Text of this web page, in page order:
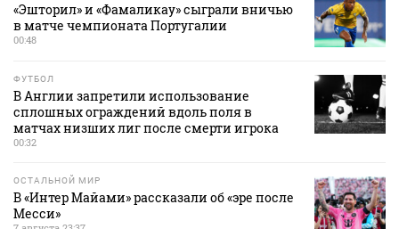
«Эшторил» и «Фамаликау» сыграли вничью
в матче чемпионата Португалии
00:48
ФУТБОЛ
В Англии запретили использование
сплошных ограждений вдоль поля в
матчах низших лиг после смерти игрока
00:32
ОСТАЛЬНОЙ МИР
В «Интер Майами» рассказали об «эре после
Месси»